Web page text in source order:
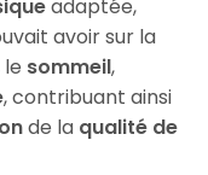
adaptée,
avoir sur la
le sommeil,
, contribuant ainsi
de la qualité de